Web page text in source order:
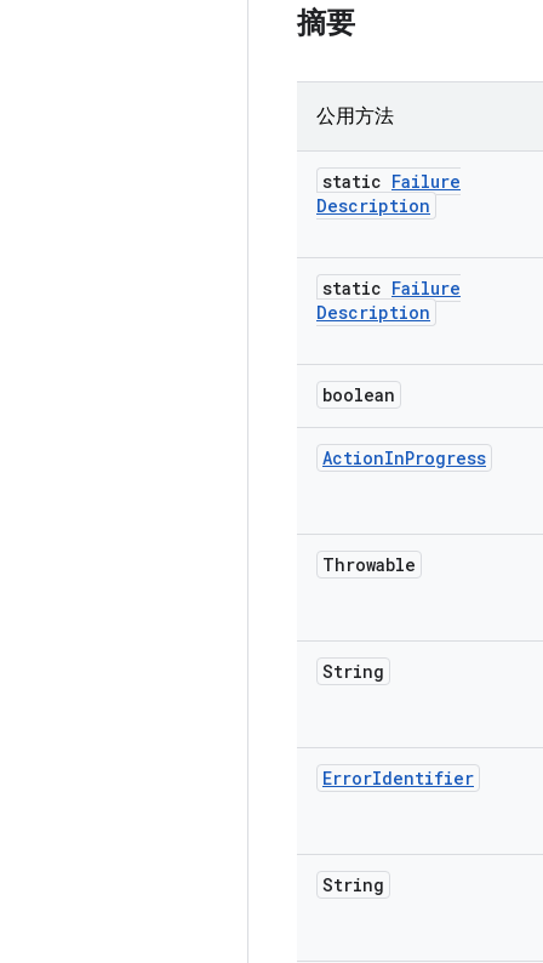
摘要
公用方法
static Failure
Description
static Failure
Description
boolean
ActionInProgress
Throwable
String
ErrorIdentifier
String